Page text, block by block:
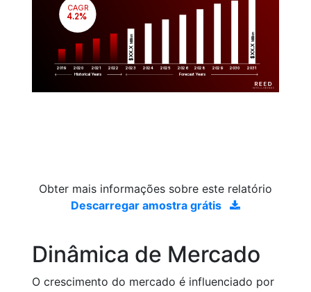
2019 2020 2021 2022 2023 2024 2025 2026 2028 2029 2030 2031
$XX.X
Million
$XX.X
Million
CAGR
4.2%
Historical Years Forecast Years
Obter mais informações sobre este relatório
Descarregar amostra grátis
Dinâmica de Mercado
O crescimento do mercado é influenciado por